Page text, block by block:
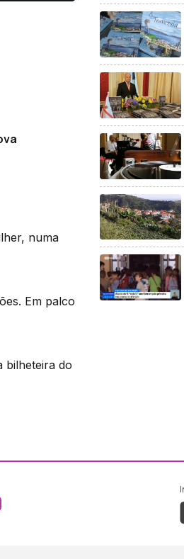
numa
Em palco
bilheteira do
ao Facebook da
Aceder ao Instagram